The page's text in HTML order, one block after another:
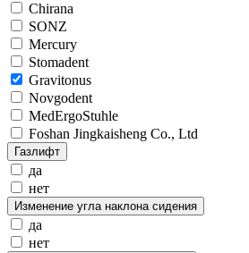
Chirana
SONZ
Mercury
Stomadent
Gravitonus
Novgodent
MedErgoStuhle
Foshan Jingkaisheng Co., Ltd
Газлифт
да
нет
Изменение угла наклона сидения
да
нет